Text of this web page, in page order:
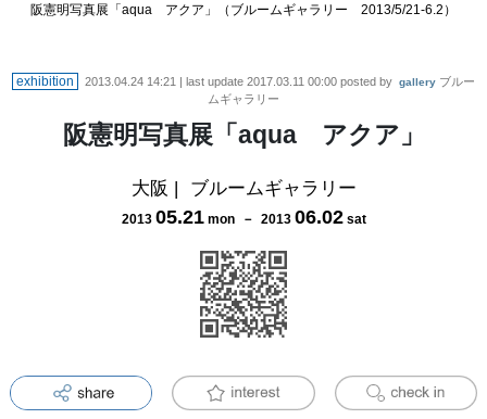
阪憲明写真展「aqua アクア」（ブルームギャラリー 2013/5/21-6.2）
exhibition 2013.04.24 14:21 | last update 2017.03.11 00:00 posted by gallery ブルー
ムギャラリー
阪憲明写真展「aqua アクア」
大阪 | ブルームギャラリー
2013 05.21 mon－ 2013 06.02 sat